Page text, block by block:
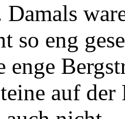
Damals
so eng
enge
auf